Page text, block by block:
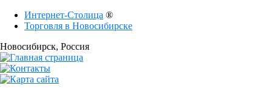
Интернет-Столица ®
Торговля в Новосибирске
Новосибирск, Россия